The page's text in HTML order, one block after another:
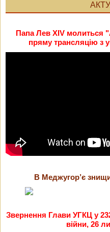
Папа Лев XIV молиться
пряму трансляцію з
В Меджугор’є
Звернення Глави УГКЦ у
війни, 26